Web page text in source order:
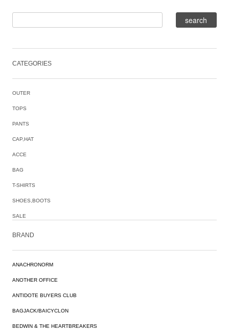
CATEGORIES
OUTER
TOPS
PANTS
CAP,HAT
ACCE
BAG
T-SHIRTS
SHOES,BOOTS
SALE
BRAND
ANACHRONORM
ANOTHER OFFICE
ANTIDOTE BUYERS CLUB
BAGJACK/BAICYCLON
BEDWIN & THE HEARTBREAKERS